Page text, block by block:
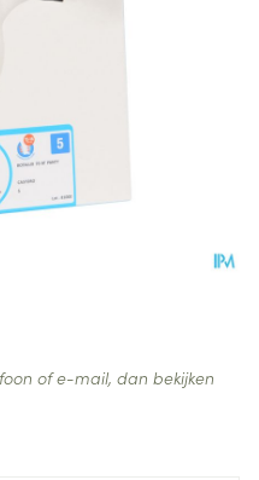
of e-mail, dan bekijken